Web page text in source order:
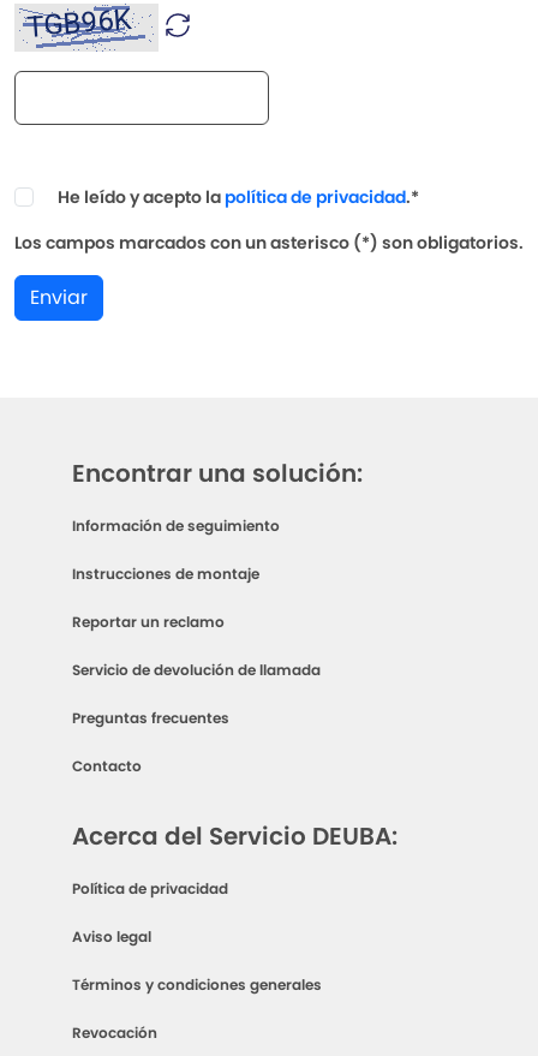
He leído y acepto la política de privacidad.*
Los campos marcados con un asterisco (*) son obligatorios.
Enviar
Encontrar una solución:
Información de seguimiento
Instrucciones de montaje
Reportar un reclamo
Servicio de devolución de llamada
Preguntas frecuentes
Contacto
Acerca del Servicio DEUBA:
Política de privacidad
Aviso legal
Términos y condiciones generales
Revocación